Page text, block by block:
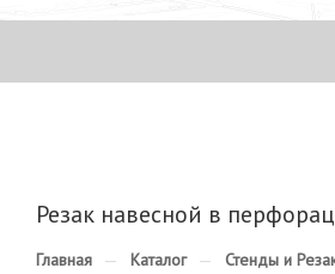
Резак навесной в
Главная — Каталог — Стенды и